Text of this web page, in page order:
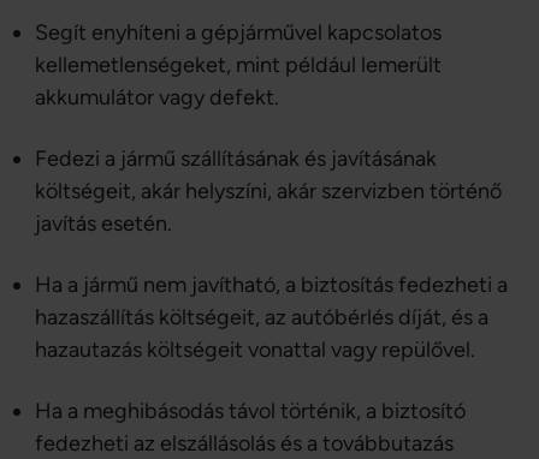
adatokkal, amelyeket Ön adott meg számukra vagy az
Ön által használt más szolgáltatásokból gyűjtöttek.
Segít enyhíteni a gépjárművel kapcsolatos
kellemetlenségeket, mint például lemerült
akkumulátor vagy defekt.
Fedezi a jármű szállításának és javításának
költségeit, akár helyszíni, akár szervizben történő
javítás esetén.
Ha a jármű nem javítható, a biztosítás fedezheti a
hazaszállítás költségeit, az autóbérlés díját, és a
hazautazás költségeit vonattal vagy repülővel.
Ha a meghibásodás távol történik, a biztosító
fedezheti az elszállásolás és a továbbutazás